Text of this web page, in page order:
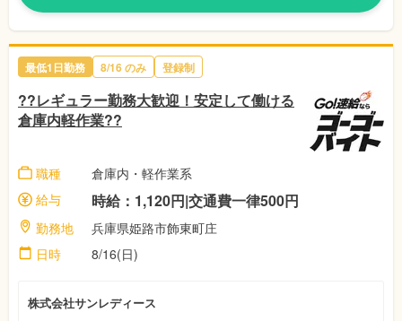
最低1日勤務 8/16 のみ 登録制
??レギュラー勤務大歓迎！安定して働ける
倉庫内軽作業??
職種
倉庫内・軽作業系
給与
時給：1,120円|交通費一律500円
勤務地
兵庫県姫路市飾東町庄
日時
8/16(日)
株式会社サンレディース